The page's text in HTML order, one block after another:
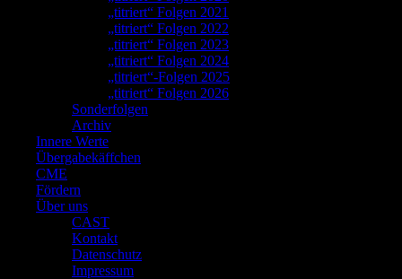
„titriert“ Folgen 2021
„titriert“ Folgen 2022
„titriert“ Folgen 2023
„titriert“ Folgen 2024
„titriert“-Folgen 2025
„titriert“ Folgen 2026
Sonderfolgen
Archiv
Innere Werte
Übergabekäffchen
CME
Fördern
Über uns
CAST
Kontakt
Datenschutz
Impressum